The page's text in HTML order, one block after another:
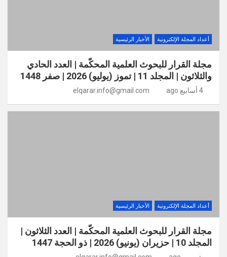
أعداد المجلة الإلكترونية الأخبار الرئيسية
مجلة القرار للبحوث العلمية المحكّمة | العدد الحادي
والثلاثون | المجلد 11 | تموز (يوليو) 2026 | صفر 1448
4 أسابيع ago elqarar.info@gmail.com
أعداد المجلة الإلكترونية الأخبار الرئيسية
مجلة القرار للبحوث العلمية المحكّمة | العدد الثلاثون |
المجلد 10 | حزيران (يونيو) 2026 | ذو الحجة 1447